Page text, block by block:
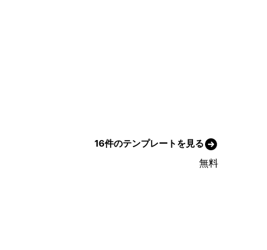
16件のテンプレートを見る
無料